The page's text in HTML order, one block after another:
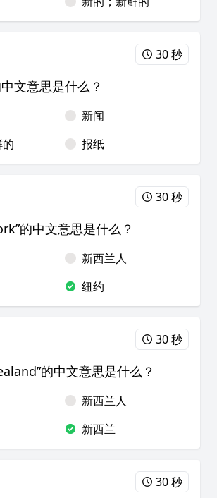
30 秒
文意思是什么？
新闻
报纸
30 秒
的中文意思是什么？
新西兰人
纽约
30 秒
的中文意思是什么？
新西兰人
新西兰
30 秒